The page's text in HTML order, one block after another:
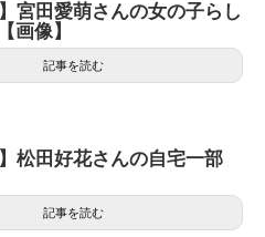
】宮田愛萌さんの女の子らし
画像】
記事を読む
】松田好花さんの自宅一部
記事を読む